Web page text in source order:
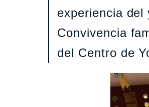
experiencia del
Convivencia
del Centro de